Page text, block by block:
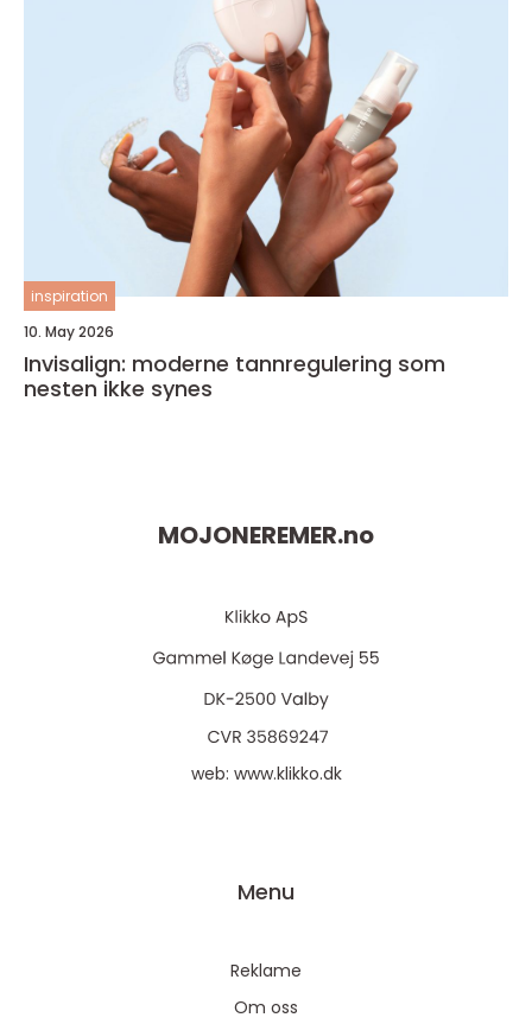
inspiration
10. May 2026
Invisalign: moderne tannregulering som
nesten ikke synes
MOJONEREMER.no
web: www.klikko.dk
Menu
Reklame
Om oss